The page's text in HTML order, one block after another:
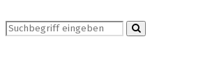
Search
Search